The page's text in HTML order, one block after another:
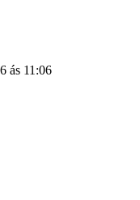
ás 11:06